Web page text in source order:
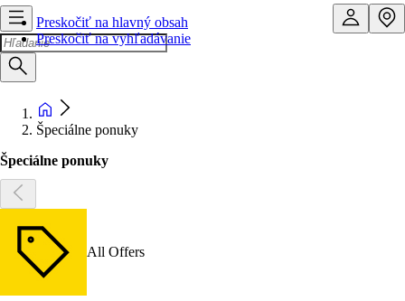
Preskočiť na hlavný obsah
Preskočiť na vyhľadávanie
Špeciálne ponuky
Špeciálne ponuky
All Offers